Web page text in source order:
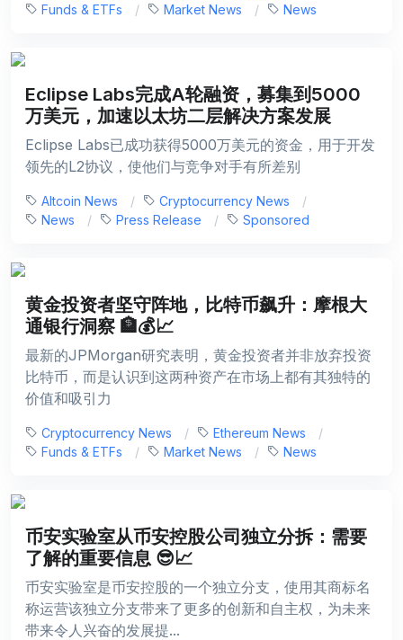
Funds & ETFs
Market News News
Eclipse Labs完成A轮融资，募集到5000
万美元，加速以太坊二层解决方案发展
Eclipse Labs已成功获得5000万美元的资金，用于开发
领先的L2协议，使他们与竞争对手有所差别
Altcoin News
Cryptocurrency News
News
Press Release Sponsored
黄金投资者坚守阵地，比特币飙升：摩根大
通银行洞察 🏦💰📈
最新的JPMorgan研究表明，黄金投资者并非放弃投资
比特币，而是认识到这两种资产在市场上都有其独特的
价值和吸引力
Cryptocurrency News
Ethereum News
Funds & ETFs
Market News News
币安实验室从币安控股公司独立分拆：需要
了解的重要信息 😎📈
币安实验室是币安控股的一个独立分支，使用其商标名
称运营该独立分支带来了更多的创新和自主权，为未来
带来令人兴奋的发展提...